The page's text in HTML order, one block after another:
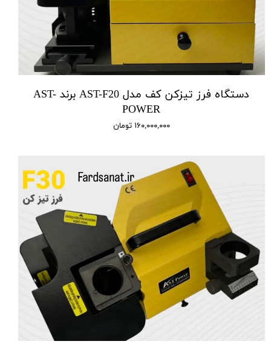
دستگاه فرز تیزکن کف مدل AST-F20 برند AST-
POWER
۱۶۰,۰۰۰,۰۰۰ تومان